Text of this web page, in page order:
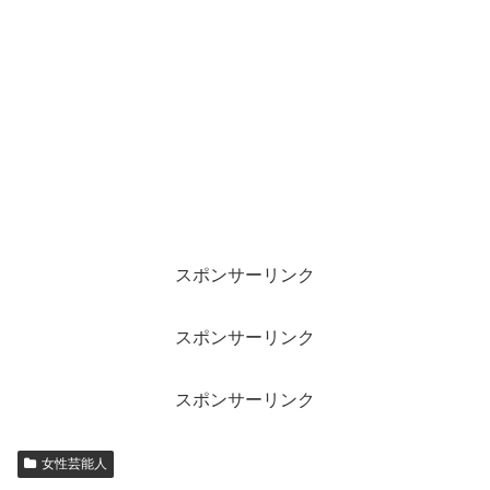
スポンサーリンク
スポンサーリンク
スポンサーリンク
女性芸能人